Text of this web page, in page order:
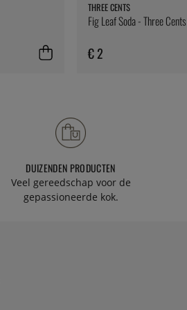
THREE CENTS
Fig Leaf Soda - Three Cents
€ 2
DUIZENDEN PRODUCTEN
Veel gereedschap voor de
gepassioneerde kok.